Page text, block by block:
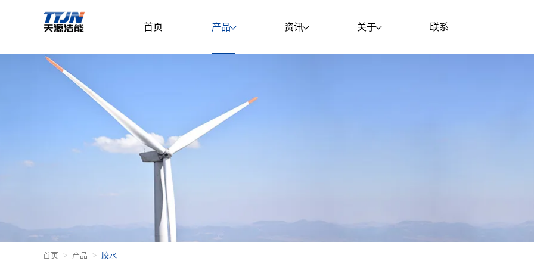
首页 产品 资讯 关于 联系
首页 产品 胶水